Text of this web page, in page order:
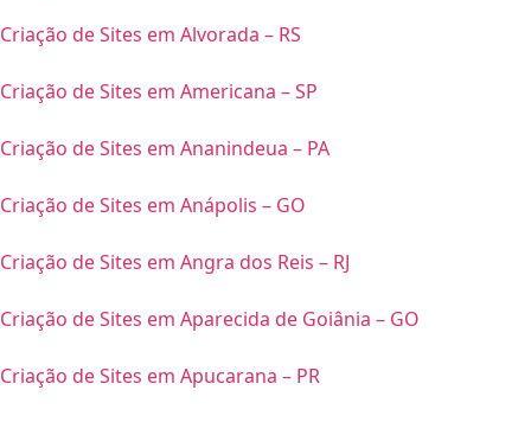
Criação de Sites em Alvorada – RS
Criação de Sites em Americana – SP
Criação de Sites em Ananindeua – PA
Criação de Sites em Anápolis – GO
Criação de Sites em Angra dos Reis – RJ
Criação de Sites em Aparecida de Goiânia – GO
Criação de Sites em Apucarana – PR